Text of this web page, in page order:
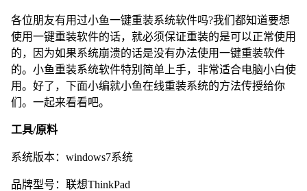
各位朋友有用过小鱼一键重装系统软件吗?我们都知道要想
使用一键重装软件的话，就必须保证重装的是可以正常使用
的，因为如果系统崩溃的话是没有办法使用一键重装软件
的。小鱼重装系统软件特别简单上手，非常适合电脑小白使
用。好了，下面小编就小鱼在线重装系统的方法传授给你
们。一起来看看吧。
工具/原料
系统版本：windows7系统
品牌型号：联想ThinkPad